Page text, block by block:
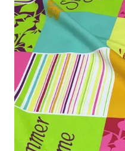
ご
プライ
特定商取
お